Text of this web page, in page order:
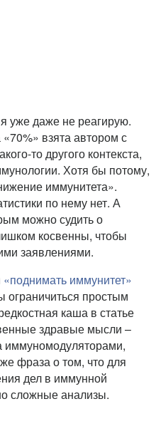
уже даже не реагирую.
взята автором с
то другого контекста,
Хотя бы потому,
иммунитета».
по нему нет. А
можно судить о
косвенны, чтобы
заявлениями.
«поднимать иммунитет»
ограничиться простым
каша в статье
здравые мысли –
иммуномодуляторами,
фраза о том, что для
дел в иммунной
сложные анализы.